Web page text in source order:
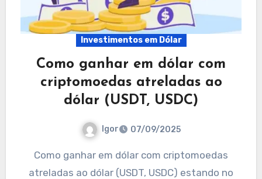
Investimentos em Dólar
Como ganhar em dólar com
criptomoedas atreladas ao
dólar (USDT, USDC)
Igor 07/09/2025
Como ganhar em dólar com criptomoedas
atreladas ao dólar (USDT, USDC) estando no